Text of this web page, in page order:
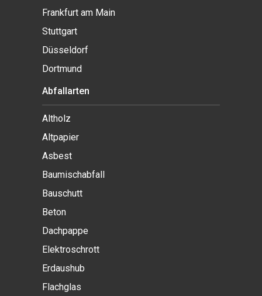
Frankfurt am Main
Stuttgart
Düsseldorf
Dortmund
Abfallarten
Altholz
Altpapier
Asbest
Baumischabfall
Bauschutt
Beton
Dachpappe
Elektroschrott
Erdaushub
Flachglas